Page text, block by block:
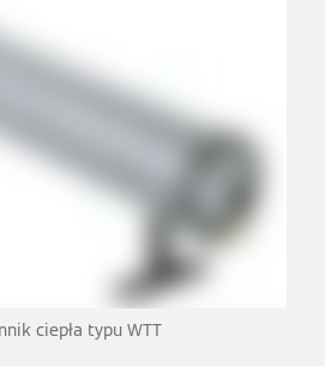
ciepła typu WTT